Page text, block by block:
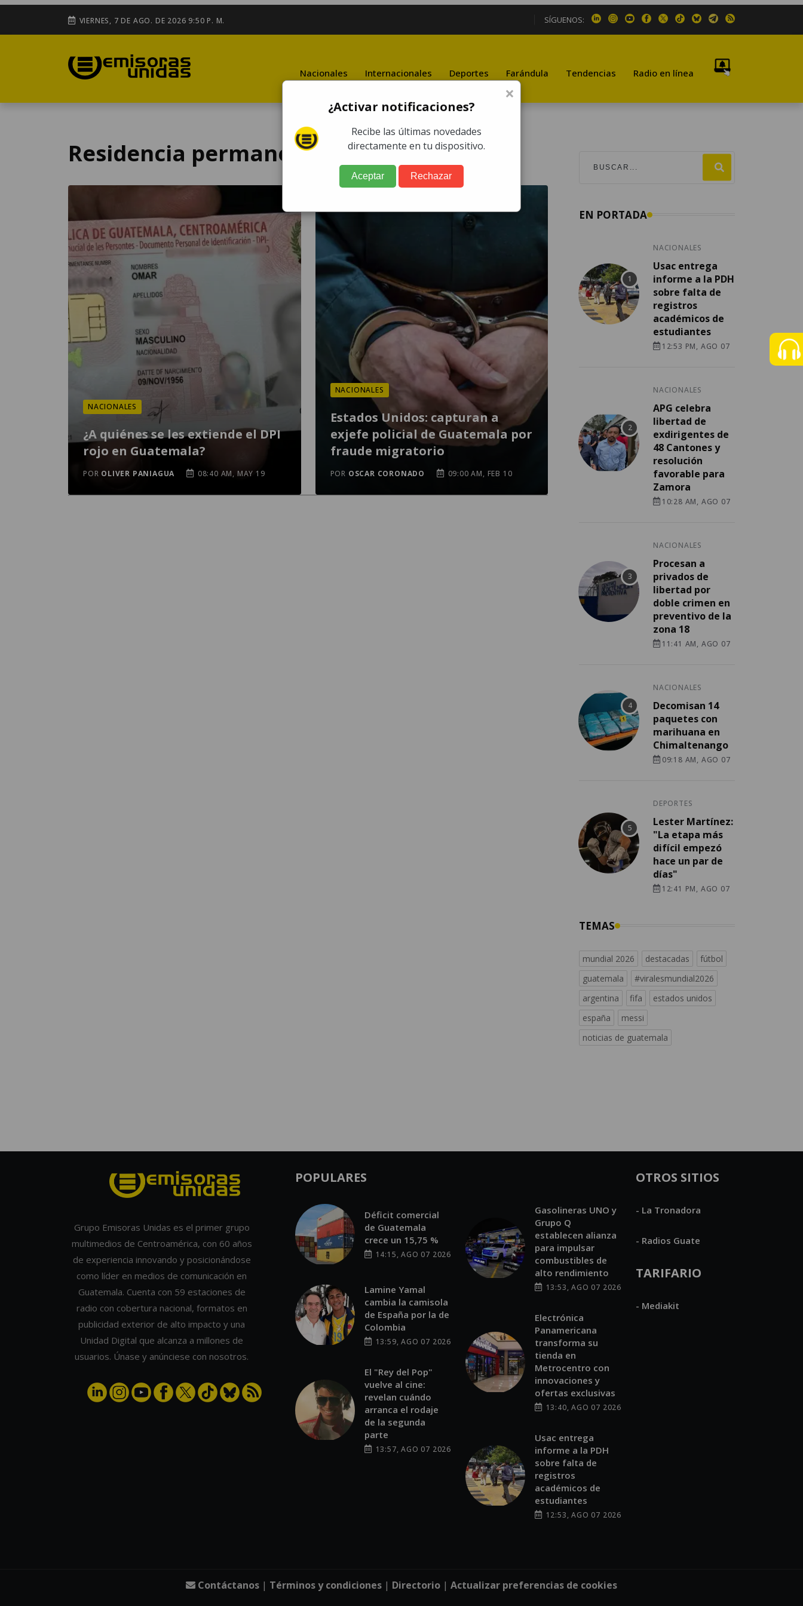
VIERNES, 7 DE AGO. DE 2026 9:50 P. M. SÍGUENOS:
Nacionales Internacionales Deportes Farándula Tendencias Radio en línea
Residencia permanente
NACIONALES
¿A quiénes se les extiende el DPI
rojo en Guatemala?
POR OLIVER PANIAGUA 08:40 AM, MAY 19
NACIONALES
Estados Unidos: capturan a
exjefe policial de Guatemala por
fraude migratorio
POR OSCAR CORONADO 09:00 AM, FEB 10
EN PORTADA
NACIONALES
Usac entrega
informe a la PDH
sobre falta de
registros
académicos de
estudiantes
12:53 PM, AGO 07
NACIONALES
APG celebra
libertad de
exdirigentes de
48 Cantones y
resolución
favorable para
Zamora
10:28 AM, AGO 07
NACIONALES
Procesan a
privados de
libertad por
doble crimen en
preventivo de la
zona 18
11:41 AM, AGO 07
NACIONALES
Decomisan 14
paquetes con
marihuana en
Chimaltenango
09:18 AM, AGO 07
DEPORTES
Lester Martínez:
"La etapa más
difícil empezó
hace un par de
días"
12:41 PM, AGO 07
TEMAS
mundial 2026 destacadas
fútbol
guatemala
#viralesmundial2026
argentina
fifa
estados unidos
españa
messi
noticias de guatemala
Grupo Emisoras Unidas es el primer grupo
multimedios de Centroamérica, con 60 años
de experiencia innovando y posicionándose
como líder en medios de comunicación en
Guatemala. Cuenta con 59 estaciones de
radio con cobertura nacional, formatos en
publicidad exterior de alto impacto y una
Unidad Digital que alcanza a millones de
usuarios. Únase y anúnciese con nosotros.
POPULARES
Déficit comercial
de Guatemala
crece un 15,75 %
14:15, AGO 07 2026
Lamine Yamal
cambia la camisola
de España por la de
Colombia
13:59, AGO 07 2026
El "Rey del Pop"
vuelve al cine:
revelan cuándo
arranca el rodaje
de la segunda
parte
13:57, AGO 07 2026
Gasolineras UNO y
Grupo Q
establecen alianza
para impulsar
combustibles de
alto rendimiento
13:53, AGO 07 2026
Electrónica
Panamericana
transforma su
tienda en
Metrocentro con
innovaciones y
ofertas exclusivas
13:40, AGO 07 2026
Usac entrega
informe a la PDH
sobre falta de
registros
académicos de
estudiantes
12:53, AGO 07 2026
OTROS SITIOS
- La Tronadora
- Radios Guate
TARIFARIO
- Mediakit
Contáctanos | Términos y condiciones | Directorio | Actualizar preferencias de cookies
×
¿Activar notificaciones?
Recibe las últimas novedades
directamente en tu dispositivo.
Aceptar Rechazar